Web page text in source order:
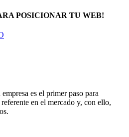
POSICIONAR TU WEB!
es el primer paso para
en el mercado y, con ello,